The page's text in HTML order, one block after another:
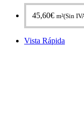
45,60€ m²(Sin
Vista Rápida